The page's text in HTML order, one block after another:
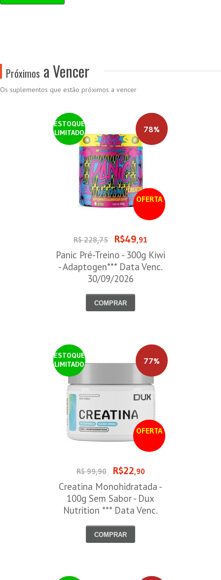
Próximos a Vencer
Os suplementos que estão próximos a vencer
ESTOQUE
LIMITADO
OFERTA
78%
R$ 228,75 R$49,91
Panic Pré-Treino - 300g Kiwi
- Adaptogen*** Data Venc.
30/09/2026
COMPRAR
ESTOQUE
LIMITADO
OFERTA
77%
R$ 99,90 R$22,90
Creatina Monohidratada -
100g Sem Sabor - Dux
Nutrition *** Data Venc.
COMPRAR